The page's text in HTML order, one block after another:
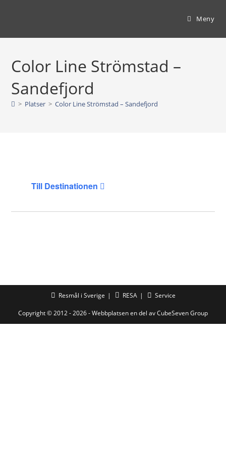
Meny
Color Line Strömstad –
Sandefjord
> Platser > Color Line Strömstad – Sandefjord
Till Destinationen
Resmål i Sverige RESA Service
Copyright © 2012 - 2026 - Webbplatsen en del avCubeSeven Group